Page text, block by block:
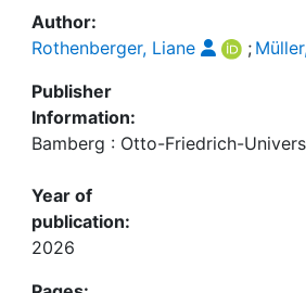
Author:
Rothenberger, Liane
;
Publisher
Information:
Bamberg : Otto-Friedrich-
Year of
publication:
2026